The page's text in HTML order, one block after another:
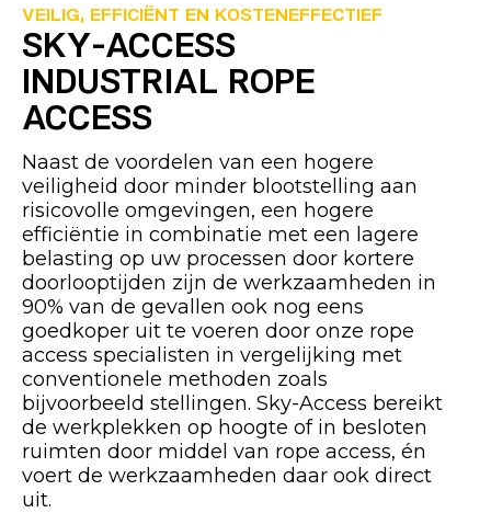
VEILIG, EFFICIËNT EN KOSTENEFFECTIEF
SKY-ACCESS
INDUSTRIAL ROPE
ACCESS
Naast de voordelen van een hogere
veiligheid door minder blootstelling aan
risicovolle omgevingen, een hogere
efficiëntie in combinatie met een lagere
belasting op uw processen door kortere
doorlooptijden zijn de werkzaamheden in
90% van de gevallen ook nog eens
goedkoper uit te voeren door onze rope
access specialisten in vergelijking met
conventionele methoden zoals
bijvoorbeeld stellingen. Sky-Access bereikt
de werkplekken op hoogte of in besloten
ruimten door middel van rope access, én
voert de werkzaamheden daar ook direct
uit.